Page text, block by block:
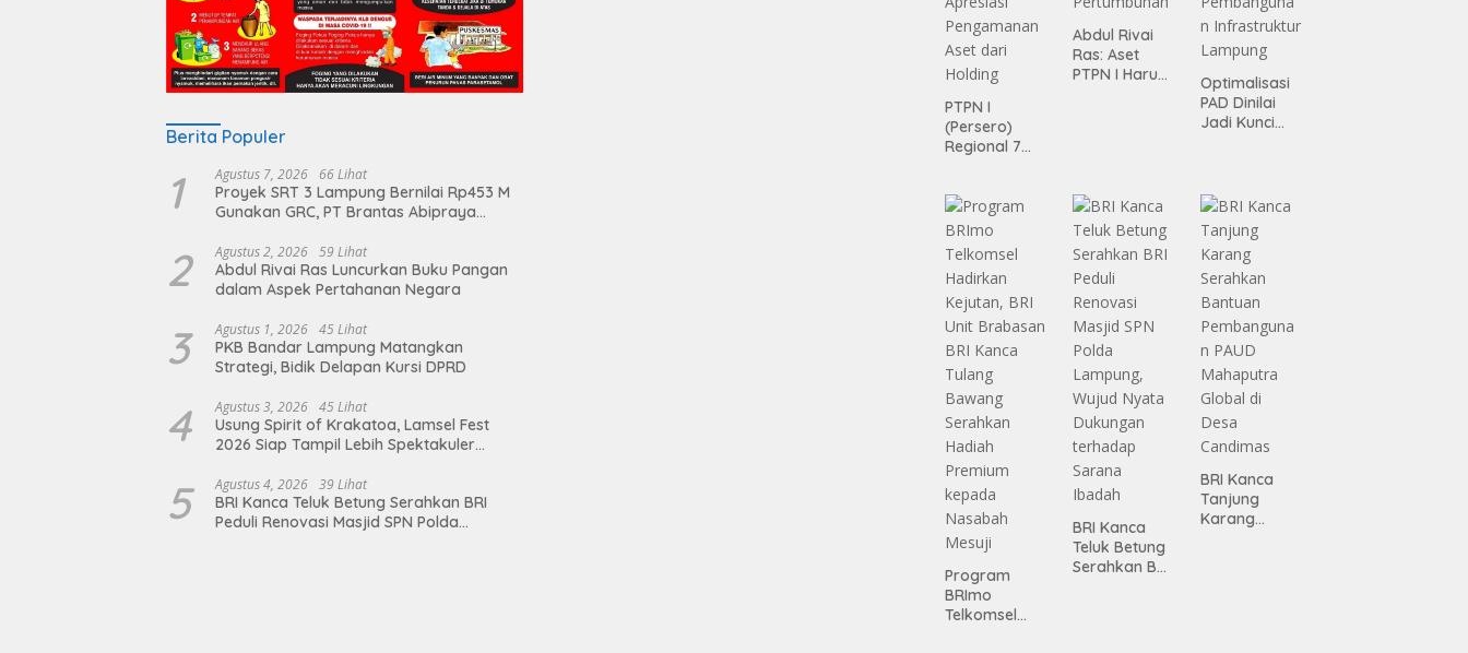
Berita Populer
1 Agustus 7, 2026 66 Lihat
Proyek SRT 3 Lampung Bernilai Rp453 M
Gunakan GRC, PT Brantas Abipraya
2 Agustus 2, 2026 59 Lihat
Abdul Rivai Ras Luncurkan Buku Pangan
dalam Aspek Pertahanan Negara
3 Agustus 1, 2026 45 Lihat
PKB Bandar Lampung Matangkan
Strategi, Bidik Delapan Kursi DPRD
4 Agustus 3, 2026 45 Lihat
Usung Spirit of Krakatoa, Lamsel Fest
2026 Siap Tampil Lebih Spektakuler
Artis Ibu Kota
5 Agustus 4, 2026 39 Lihat
BRI Kanca Teluk Betung Serahkan BRI
Peduli Renovasi Masjid SPN Polda
PTPN I
(Persero)
Regional 7
Pengamanan
Aset dari
Holding
Abdul Rivai
Ras: Aset
PTPN I Harus
Optimalisasi
PAD Dinilai
Jadi Kunci
Infrastruktur
Lampung
Program
BRImo
Telkomsel
BRI Kanca
Teluk Betung
Serahkan BRI
BRI Kanca
Tanjung
Karang